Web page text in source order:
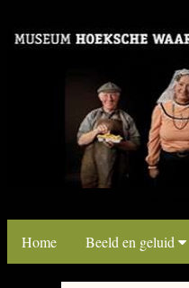
Home Beeld en geluid